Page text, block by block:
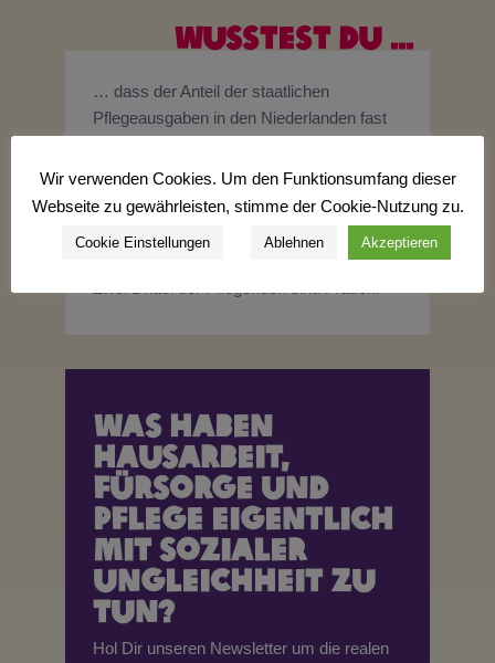
Wusstest du ...
… dass der Anteil der staatlichen
Pflegeausgaben in den Niederlanden fast
In Deutschland werden mehr als 70 % der
Pflegebedürftigen zu Hause gepflegt. Mehr
als die Hälfte aller zu Hause Gepflegten
versorgt.
Was haben
Hausarbeit,
Fürsorge und
Pflege eigentlich
mit sozialer
Ungleichheit zu
tun?
Hol Dir unseren Newsletter um die realen
Wir verwenden Cookies. Um den Funktionsumfang dieser
Webseite zu gewährleisten, stimme der Cookie-Nutzung zu.
Cookie Einstellungen Ablehnen Akzeptieren